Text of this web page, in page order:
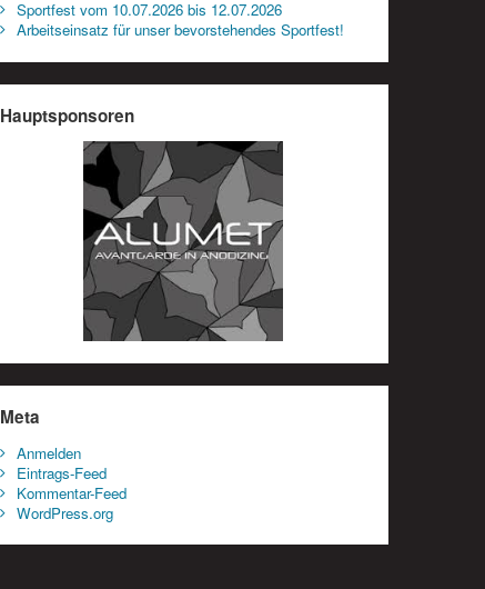
Sportfest vom 10.07.2026 bis 12.07.2026
Arbeitseinsatz für unser bevorstehendes Sportfest!
Hauptsponsoren
Meta
Anmelden
Eintrags-Feed
Kommentar-Feed
WordPress.org